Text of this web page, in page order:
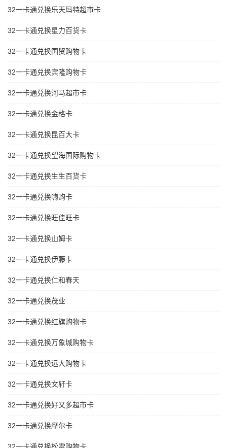
32一卡通兑换乐天玛特超市卡
32一卡通兑换星力百货卡
32一卡通兑换国贸购物卡
32一卡通兑换宾隆购物卡
32一卡通兑换河马超市卡
32一卡通兑换金格卡
32一卡通兑换昆百大卡
32一卡通兑换望海国际购物卡
32一卡通兑换生生百货卡
32一卡通兑换嗨购卡
32一卡通兑换旺佳旺卡
32一卡通兑换山姆卡
32一卡通兑换伊藤卡
32一卡通兑换仁和春天
32一卡通兑换茂业
32一卡通兑换红旗购物卡
32一卡通兑换万象城购物卡
32一卡通兑换远大购物卡
32一卡通兑换文轩卡
32一卡通兑换好又多超市卡
32一卡通兑换摩尔卡